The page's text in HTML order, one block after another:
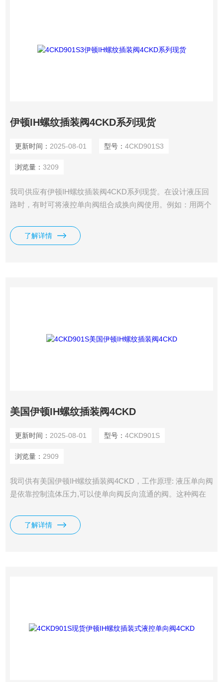
伊顿IH螺纹插装阀4CKD系列现货
更新时间： 2025-08-01 型号： 4CKD901S3
浏览量： 3209
我司供应有伊顿IH螺纹插装阀4CKD系列现货。在设计液压回
路时，有时可将液控单向阀组合成换向阀使用。例如：用两个
三位三通换向阀的换向回路。
了解详情
美国伊顿IH螺纹插装阀4CKD
更新时间： 2025-08-01 型号： 4CKD901S
浏览量： 2909
我司供有美国伊顿IH螺纹插装阀4CKD，工作原理: 液压单向阀
是依靠控制流体压力,可以使单向阀反向流通的阀。这种阀在
了解详情